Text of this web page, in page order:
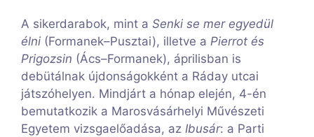
A sikerdarabok, mint a Senki se mer egyedül
élni (Formanek–Pusztai), illetve a Pierrot és
Prigozsin (Ács–Formanek), áprilisban is
debütálnak újdonságokként a Ráday utcai
játszóhelyen. Mindjárt a hónap elején, 4-én
bemutatkozik a Marosvásárhelyi Művészeti
Egyetem vizsgaelőadása, az Ibusár: a Parti